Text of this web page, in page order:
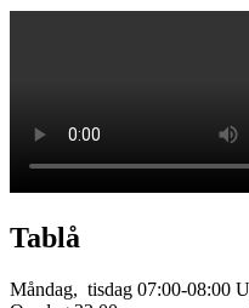
Tablå
Måndag, tisdag 07:00-08:00